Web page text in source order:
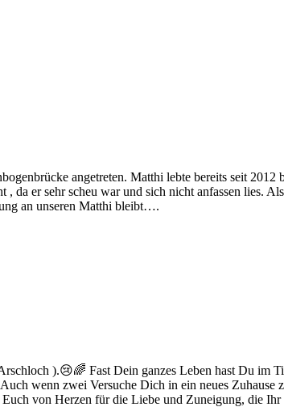
angetreten. Matthi lebte bereits seit 2012
da er sehr scheu war und sich nicht anfassen lies.
an unseren Matthi bleibt….
).😢🌈 Fast Dein ganzes Leben hast Du im
wenn zwei Versuche Dich in ein neues Zuhause
von Herzen für die Liebe und Zuneigung, die